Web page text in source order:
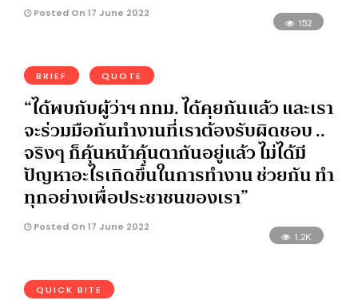
Posted On 17 June 2022
152
BRIEF QUOTE
“ได้พบกับผู้ว่าฯ กทม. ได้คุยกันแล้ว และเรา
จะร่วมมือกันทำงานที่เราต้องรับผิดชอบ ..
จริงๆ ก็คุ้นหน้าคุ้นตากันอยู่แล้ว ไม่ได้มี
ปัญหาอะไรเกิดขึ้นในการทำงาน ช่วยกัน ทำ
ทุกอย่างเพื่อประชาชนของเรา”
Posted On 17 June 2022
1.2K
QUICK BITE